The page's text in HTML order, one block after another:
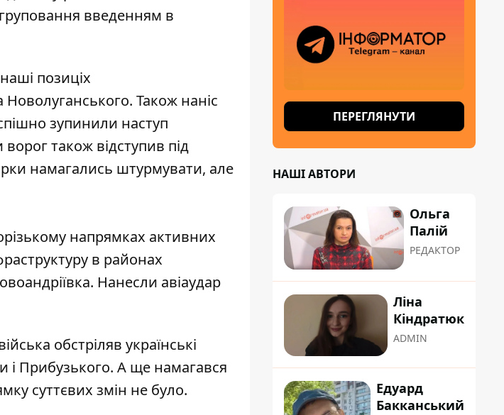
введенням в
позиціх
Також наніс
зупинили наступ
також відступив під
намагались штурмувати, але
напрямках активних
в районах
Нанесли авіаудар
обстріляв українські
і Прибузького. А ще намагався
суттєвих змін не було.
ПЕРЕГЛЯНУТИ
НАШІ АВТОРИ
Ольга
Палій
РЕДАКТОР
Ліна
Кіндратюк
ADMIN
Едуард
Бакканський